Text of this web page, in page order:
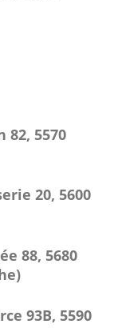
82, 5570
20, 5600
88, 5680
93B, 5590